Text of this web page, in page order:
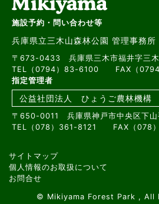
施設予約・問い合わせ等
兵庫県立三木山森林公園 管理事務所
〒673-0433 兵庫県三木市福井字三
TEL（0794）83-6100 FAX（
指定管理者
公益社団法人 ひょうご農林機構
〒650-0011 兵庫県神戸市中央区下山
TEL（078）361-8121 FAX（078
サイトマップ
個人情報のお取扱について
お問合せ
© Mikiyama Forest Park , All